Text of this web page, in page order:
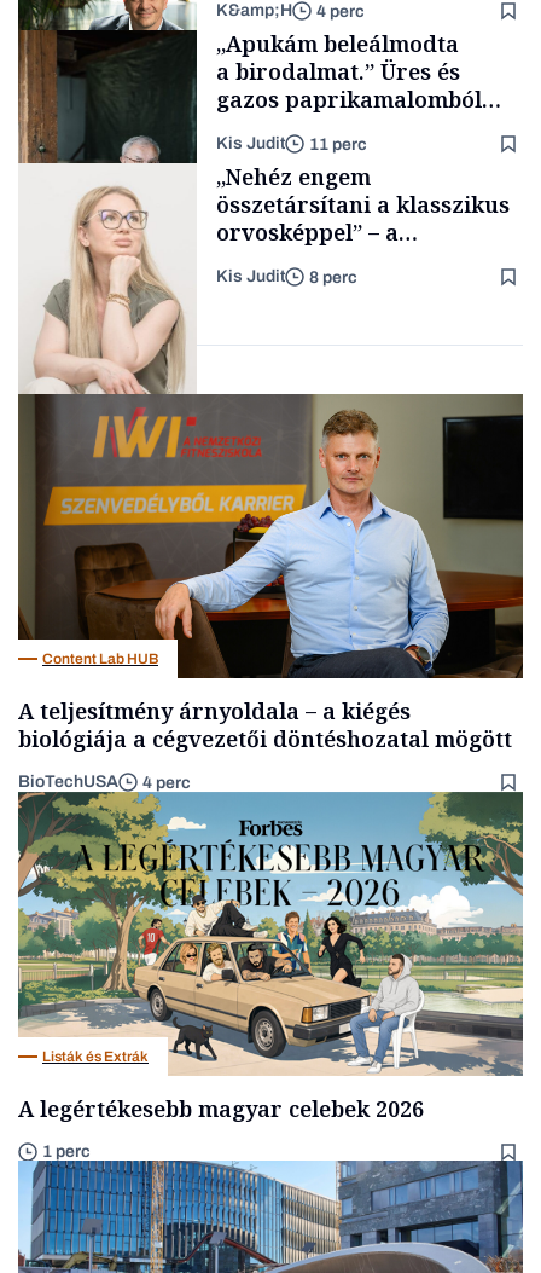
Forbes-sztori
TÁMOGATÓI
K&amp;H 4 perc
Családi
vállalkozások
„Apukám beleálmodta
a birodalmat.” Üres és
gazos paprikamalomból
lett az igazi családi
fűszersztori
Kis Judit 11 perc
FeedEmber
„Nehéz engem
összetársítani a klasszikus
orvosképpel” – a
sürgősségiről a TikTok-ra,
százezrek követik a magyar
Kis Judit 8 perc
Content Lab HUB
A teljesítmény árnyoldala – a kiégés
biológiája a cégvezetői döntéshozatal mögött
BioTechUSA 4 perc
Listák és Extrák
A legértékesebb magyar celebek 2026
1 perc